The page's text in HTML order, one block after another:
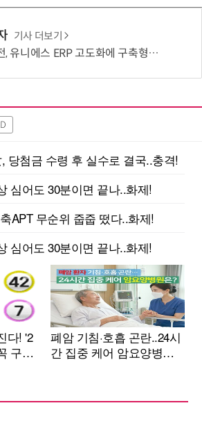
기사 더보기
ERP 고도화에 구축형 전자서명 공급…보안·비용효율 동시 강화